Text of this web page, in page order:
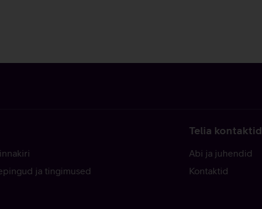
ja tingimused
Telia kontaktid
Abi ja juhendid
Kontaktid